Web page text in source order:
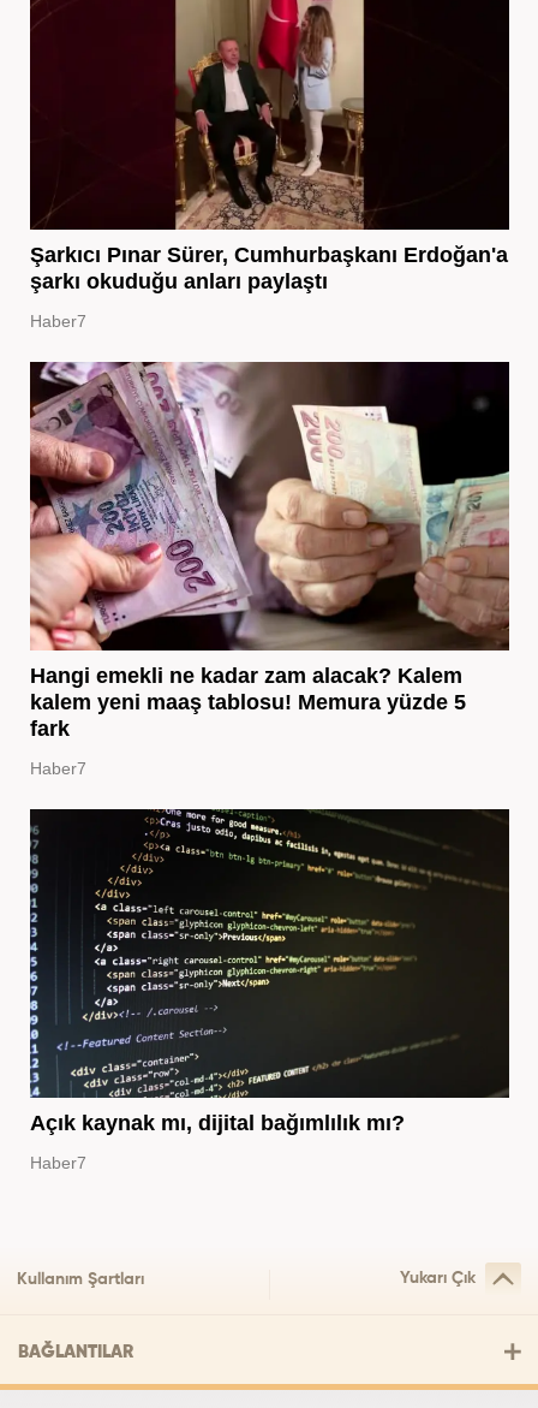
Şarkıcı Pınar Sürer, Cumhurbaşkanı Erdoğan'a
şarkı okuduğu anları paylaştı
Haber7
Hangi emekli ne kadar zam alacak? Kalem
kalem yeni maaş tablosu! Memura yüzde 5
fark
Haber7
Açık kaynak mı, dijital bağımlılık mı?
Haber7
Kullanım Şartları Yukarı Çık
BAĞLANTILAR